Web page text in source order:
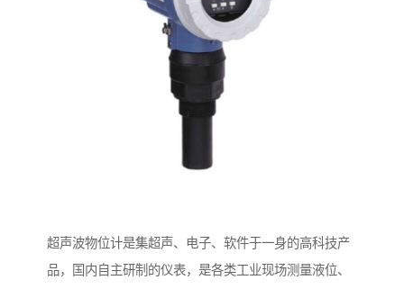
超声波物位计是集超声、电子、软件于一身的高科技产
品，国内自主研制的仪表，是各类工业现场测量液位、